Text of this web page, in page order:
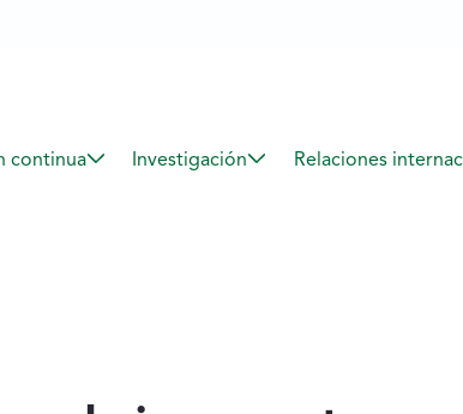
continua Investigación Relaciones